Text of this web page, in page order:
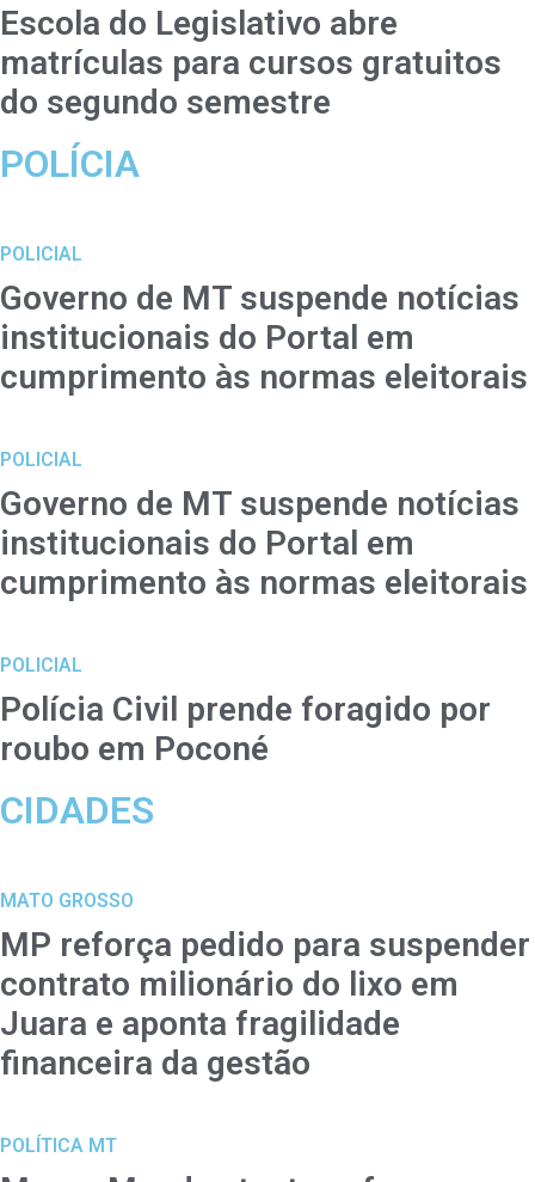
Escola do Legislativo abre
matrículas para cursos gratuitos
do segundo semestre
POLÍCIA
POLICIAL
Governo de MT suspende notícias
institucionais do Portal em
cumprimento às normas eleitorais
POLICIAL
Governo de MT suspende notícias
institucionais do Portal em
cumprimento às normas eleitorais
POLICIAL
Polícia Civil prende foragido por
roubo em Poconé
CIDADES
MATO GROSSO
MP reforça pedido para suspender
contrato milionário do lixo em
Juara e aponta fragilidade
financeira da gestão
POLÍTICA MT